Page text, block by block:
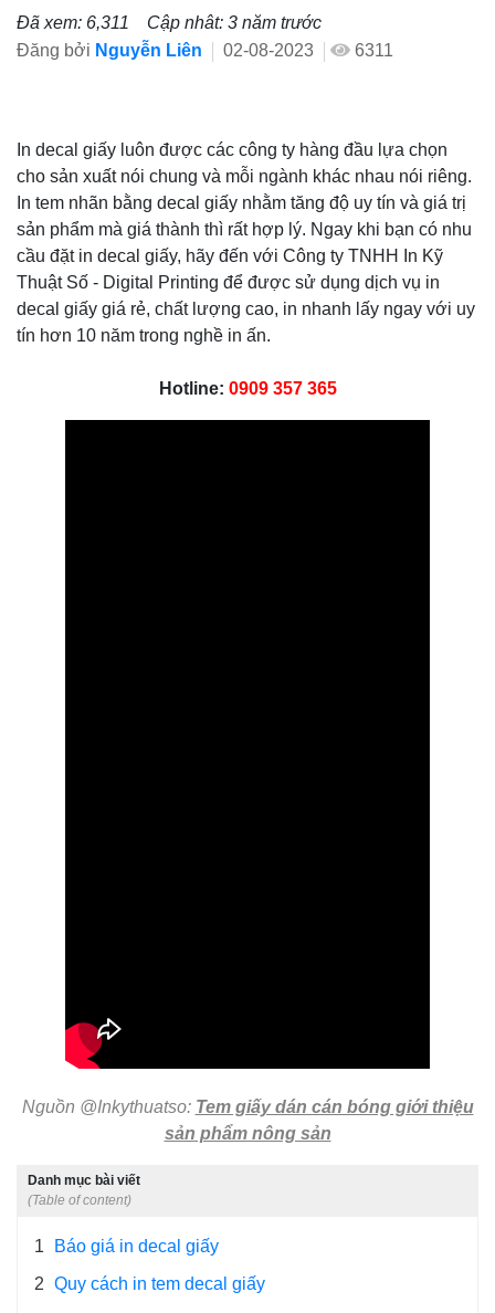
Đã xem: 6,311
Cập nhât: 3 năm trước
Đăng bởi Nguyễn Liên 02-08-2023 6311
In decal giấy luôn được các công ty hàng đầu lựa chọn
cho sản xuất nói chung và mỗi ngành khác nhau nói riêng.
In tem nhãn bằng decal giấy nhằm tăng độ uy tín và giá trị
sản phẩm mà giá thành thì rất hợp lý. Ngay khi bạn có nhu
cầu đặt in decal giấy, hãy đến với Công ty TNHH In Kỹ
Thuật Số - Digital Printing để được sử dụng dịch vụ in
decal giấy giá rẻ, chất lượng cao, in nhanh lấy ngay với uy
tín hơn 10 năm trong nghề in ấn.
Hotline: 0909 357 365
Nguồn @Inkythuatso: Tem giấy dán cán bóng giới thiệu
sản phẩm nông sản
Danh mục bài viết
(Table of content)
1
Báo giá in decal giấy
2 Quy cách in tem decal giấy